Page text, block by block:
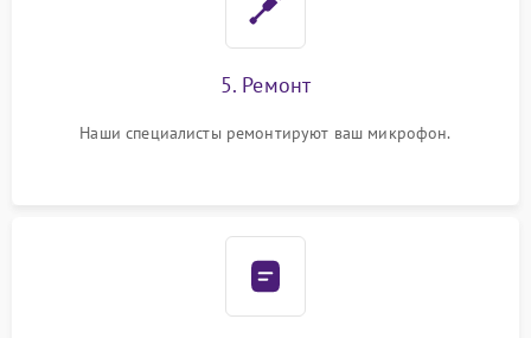
5. Ремонт
Наши специалисты ремонтируют ваш микрофон.